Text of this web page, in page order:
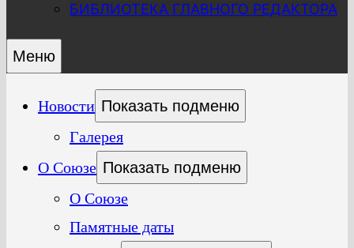
БИБЛИОТЕКА ГЛАВНОГО РЕДАКТОРА
Меню
Новости Показать подменю
Галерея
О Союзе Показать подменю
О Союзе
Памятные даты